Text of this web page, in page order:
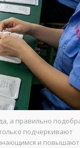
а правильно
подчеркивают
и повышают